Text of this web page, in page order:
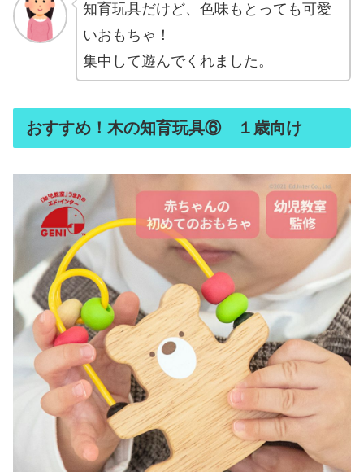
知育玩具だけど、色味もとっても可愛
いおもちゃ！
集中して遊んでくれました。
おすすめ！木の知育玩具⑥ １歳向け